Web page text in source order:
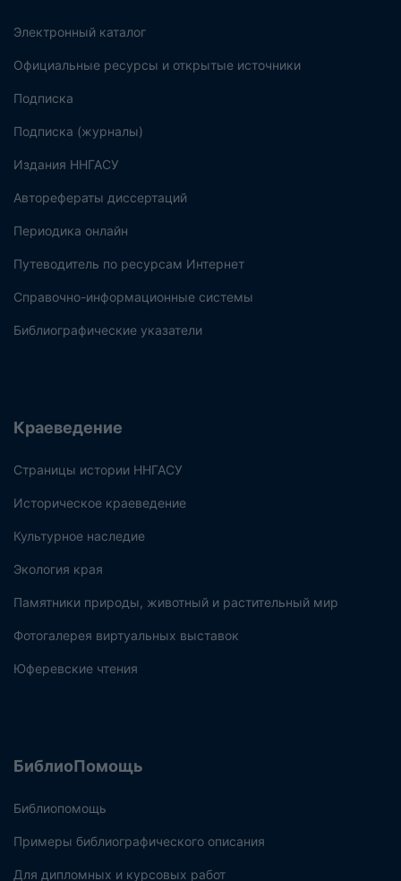
Электронный каталог
Официальные ресурсы и открытые источники
Подписка
Подписка (журналы)
Издания ННГАСУ
Авторефераты диссертаций
Периодика онлайн
Путеводитель по ресурсам Интернет
Справочно-информационные системы
Библиографические указатели
Краеведение
Страницы истории ННГАСУ
Историческое краеведение
Культурное наследие
Экология края
Памятники природы, животный и растительный мир
Фотогалерея виртуальных выставок
Юферевские чтения
БиблиоПомощь
Библиопомощь
Примеры библиографического описания
Для дипломных и курсовых работ